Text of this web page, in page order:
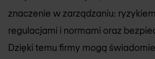
znaczenie w zarządzaniu:
regulacjami i normami oraz
Dzięki temu firmy mogą świadomie